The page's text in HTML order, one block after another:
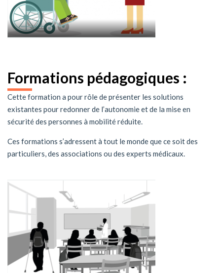
Formations pédagogiques :
Cette formation a pour rôle de présenter les solutions
existantes pour redonner de l’autonomie et de la mise en
sécurité des personnes à mobilité réduite.
Ces formations s’adressent à tout le monde que ce soit des
particuliers, des associations ou des experts médicaux.